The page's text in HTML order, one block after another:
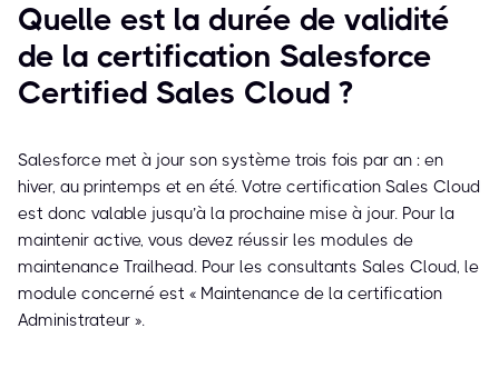
Quelle est la durée de validité
de la certification Salesforce
Certified Sales Cloud ?
Salesforce met à jour son système trois fois par an : en
hiver, au printemps et en été. Votre certification Sales Cloud
est donc valable jusqu’à la prochaine mise à jour. Pour la
maintenir active, vous devez réussir les modules de
maintenance Trailhead. Pour les consultants Sales Cloud, le
module concerné est « Maintenance de la certification
Administrateur ».